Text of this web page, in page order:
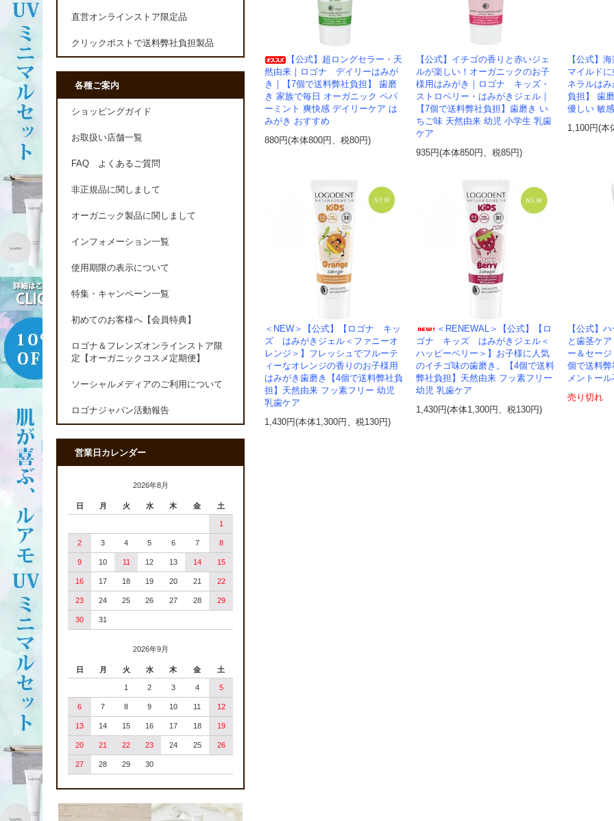
【公式】超ロングセラー・天
然由来｜ロゴナ デイリーはみが
き｜【7個で送料弊社負担】 歯磨
き 家族で毎日 オーガニック ペパ
ーミント 爽快感 デイリーケア は
みがき おすすめ
880円(本体800円、税80円)
【公式】イチゴの香りと赤いジェ
ルが楽しい！オーガニックのお子
様用はみがき｜ロゴナ キッズ・
ストロベリー・はみがきジェル｜
【7個で送料弊社負担】歯磨き い
ちご味 天然由来 幼児 小学生 乳歯
ケア
935円(本体850円、税85円)
【公式】
マイルド
ネラルは
負担】 歯
優しい 敏
1,100円(本
＜NEW＞【公式】【ロゴナ キッ
ズ はみがきジェル＜ファニーオ
レンジ＞】フレッシュでフルーテ
ィーなオレンジの香りのお子様用
はみがき歯磨き【4個で送料弊社負
担】天然由来 フッ素フリー 幼児
乳歯ケア
1,430円(本体1,300円、税130円)
＜RENEWAL＞【公式】【ロ
ゴナ キッズ はみがきジェル＜
ハッピーベリー＞】お子様に人気
のイチゴ味の歯磨き。【4個で送料
弊社負担】天然由来 フッ素フリー
幼児 乳歯ケア
1,430円(本体1,300円、税130円)
【公式】
と歯茎ケ
ー＆セー
個で送料
メントー
売り切れ
直営オンラインストア限定品
クリックポストで送料弊社負担製品
各種ご案内
ショッピングガイド
お取扱い店舗一覧
FAQ よくあるご質問
非正規品に関しまして
オーガニック製品に関しまして
インフォメーション一覧
使用期限の表示について
特集・キャンペーン一覧
初めてのお客様へ【会員特典】
ロゴナ＆フレンズオンラインストア限
定【オーガニックコスメ定期便】
ソーシャルメディアのご利用について
ロゴナジャパン活動報告
営業日カレンダー
2026年8月
日 月 火 水 木 金 土
1
2 3 4 5 6 7 8
9 10 11 12 13 14 15
16 17 18 19 20 21 22
23 24 25 26 27 28 29
30 31
2026年9月
日 月 火 水 木 金 土
1 2 3 4 5
6 7 8 9 10 11 12
13 14 15 16 17 18 19
20 21 22 23 24 25 26
27 28 29 30